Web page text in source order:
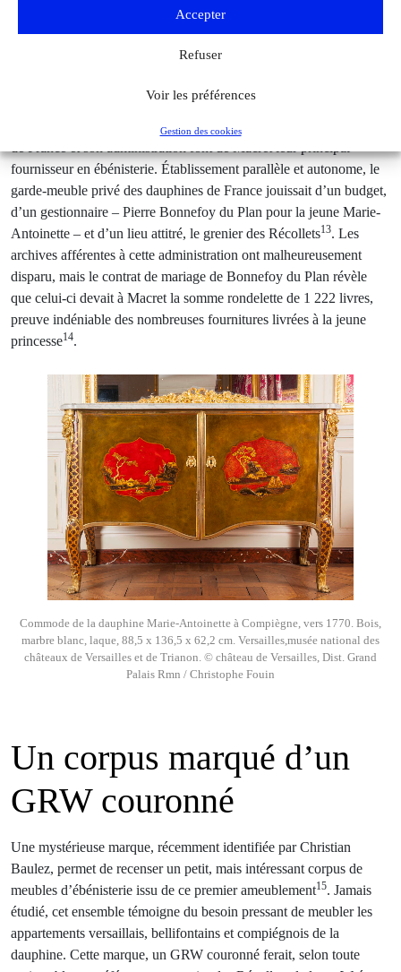
Accepter
Refuser
Voir les préférences
Gestion des cookies
fournisseur régulier des Menus-Plaisirs couronnent l’ébéniste d’un
dauphine Marie-Antoinette dès son arrivée en France en 1770. De
son entrée dans le royaume à son accession au trône, la future reine
fournisseur en ébénisterie. Établissement parallèle et autonome, le
garde-meuble privé des dauphines de France jouissait d’un budget,
d’un gestionnaire – Pierre Bonnefoy du Plan pour la jeune Marie-
Antoinette – et d’un lieu attitré, le grenier des Récollets13. Les
archives afférentes à cette administration ont malheureusement
disparu, mais le contrat de mariage de Bonnefoy du Plan révèle
que celui-ci devait à Macret la somme rondelette de 1 222 livres,
preuve indéniable des nombreuses fournitures livrées à la jeune
princesse14.
Commode de la dauphine Marie-Antoinette à Compiègne, vers 1770. Bois,
marbre blanc, laque, 88,5 x 136,5 x 62,2 cm. Versailles,musée national des
châteaux de Versailles et de Trianon. © château de Versailles, Dist. Grand
Palais Rmn / Christophe Fouin
Un corpus marqué d’un
GRW couronné
Une mystérieuse marque, récemment identifiée par Christian
Baulez, permet de recenser un petit, mais intéressant corpus de
meubles d’ébénisterie issu de ce premier ameublement15. Jamais
étudié, cet ensemble témoigne du besoin pressant de meubler les
appartements versaillais, bellifontains et compiégnois de la
dauphine. Cette marque, un GRW couronné ferait, selon toute